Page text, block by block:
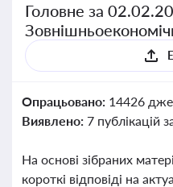
Головне за
Опрацьовано: 14426
Виявлено: 7 публікацій
На основі зібраних
короткі відповіді на